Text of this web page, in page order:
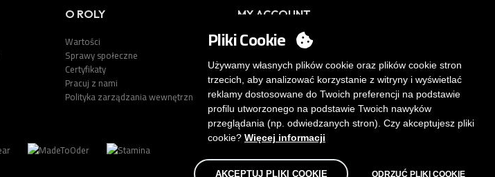
O ROLY
Wartości
Sprawy społeczne
Certyfikaty
Pracuj z nami
Polityka zarządzania wewnętrznego.
MY ACCOUNT
Logowanie
WYŚLIJ E-MAIL
Pliki Cookie
Używamy własnych plików cookie oraz plików cookie stron
trzecich, aby analizować korzystanie z witryny i wyświetlać
reklamy dostosowane do Twoich preferencji na podstawie
profilu utworzonego na podstawie Twoich nawyków
przeglądania (np. odwiedzanych stron). Czy akceptujesz pliki
cookie? Więcej informacji
AKCEPTUJ PLIKI COOKIE ODRZUĆ PLIKI COOKIE